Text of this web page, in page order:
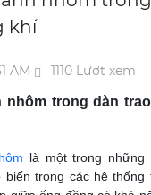
khí
AM 1110 Lượt xem
nhôm trong dàn
là một trong những
trong các hệ thống